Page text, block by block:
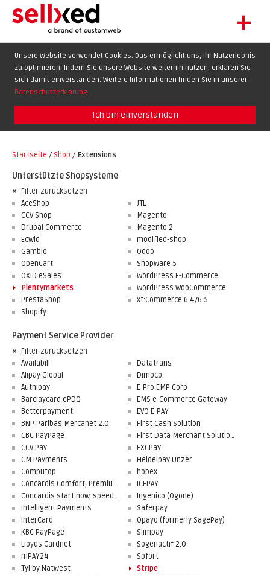
+
DE EN
EXTENSIONS
SHOWCASE
SUPPORT
ABOUT
Unsere Website verwendet Cookies. Das ermöglicht uns, Ihr Nutzerlebnis
zu optimieren. Indem Sie unsere Website weiterhin nutzen, erklären Sie
sich damit einverstanden. Weitere Informationen finden Sie in unserer
Datenschutzerklärung.
Ich bin einverstanden
Startseite / Shop / Extensions
Unterstützte Shopsysteme
Filter zurücksetzen
AceShop
CCV Shop
Drupal Commerce
Ecwid
Gambio
JTL
Magento
Magento 2
modified-shop
Odoo
OpenCart
OXID eSales
Plentymarkets
PrestaShop
Shopify
Shopware 5
WordPress E-Commerce
WordPress WooCommerce
xt:Commerce 6.4/6.5
Payment Service Provider
Filter zurücksetzen
Availabill
Alipay Global
Authipay
Barclaycard ePDQ
Betterpayment
BNP Paribas Mercanet 2.0
CBC PayPage
CCV Pay
CM Payments
Computop
Concardis Comfort, Premium, Professional
Concardis start.now, speed.up, flex.pro
Datatrans
Dimoco
E-Pro EMP Corp
EMS e-Commerce Gateway
EVO E-PAY
First Cash Solution
First Data Merchant Solutions
FXCPay
Heidelpay Unzer
hobex
ICEPAY
Ingenico (Ogone)
Intelligent Payments
InterCard
KBC PayPage
Lloyds Cardnet
mPAY24
Tyl by Natwest
Saferpay
Opayo (formerly SagePay)
Slimpay
Sogenactif 2.0
Sofort
Stripe